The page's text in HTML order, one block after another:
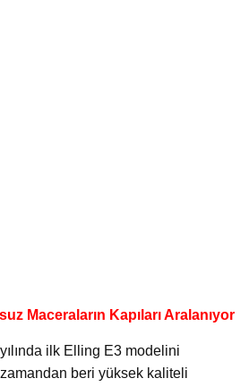
Maceraların Kapıları Aralanıyor
ilk Elling E3 modelini
beri yüksek kaliteli